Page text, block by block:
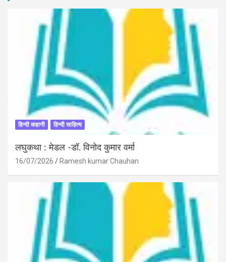
हिन्दी कहानी हिन्दी साहित्य
लघुकथा : मेडल -डॉ. विनोद कुमार वर्मा
16/07/2026 Ramesh kumar Chauhan